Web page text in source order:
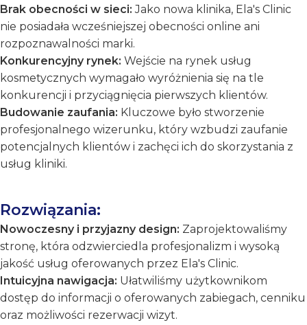
Brak obecności w sieci: Jako nowa klinika, Ela's Clinic
nie posiadała wcześniejszej obecności online ani
rozpoznawalności marki.
Konkurencyjny rynek: Wejście na rynek usług
kosmetycznych wymagało wyróżnienia się na tle
konkurencji i przyciągnięcia pierwszych klientów.
Budowanie zaufania: Kluczowe było stworzenie
profesjonalnego wizerunku, który wzbudzi zaufanie
potencjalnych klientów i zachęci ich do skorzystania z
usług kliniki.
Rozwiązania:
Nowoczesny i przyjazny design: Zaprojektowaliśmy
stronę, która odzwierciedla profesjonalizm i wysoką
jakość usług oferowanych przez Ela's Clinic.
Intuicyjna nawigacja: Ułatwiliśmy użytkownikom
dostęp do informacji o oferowanych zabiegach, cenniku
oraz możliwości rezerwacji wizyt.